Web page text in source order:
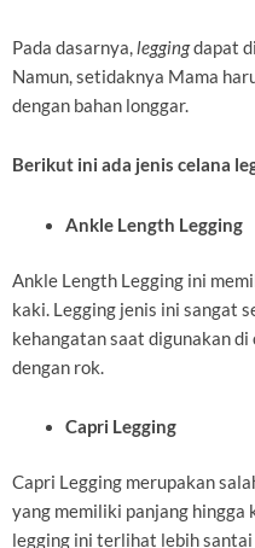
Pada dasarnya,leggingdapat
Namun, setidaknya Mama
dengan bahan longgar.
Berikut ini ada jenis celana
Ankle Length Legging
Ankle Length Legging ini
kaki. Legging jenis ini sangat
kehangatan saat digunakan
dengan rok.
Capri Legging
Capri Legging merupakan
yang memiliki panjang hingga
legging ini terlihat lebih